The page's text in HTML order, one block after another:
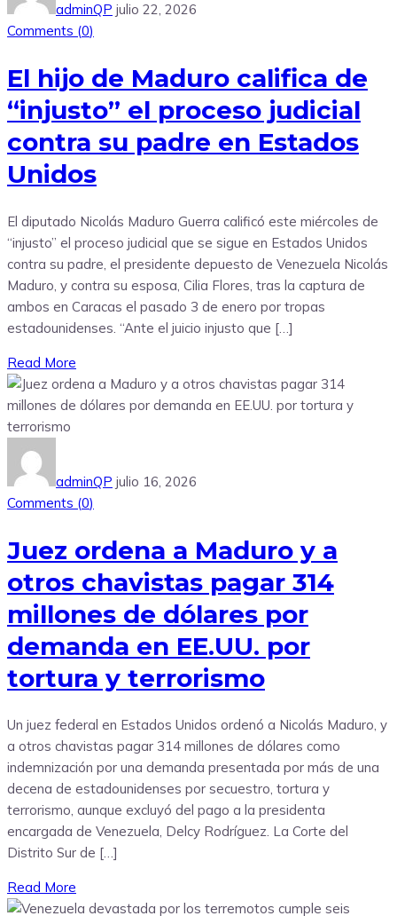
adminQP julio 22, 2026
Comments (0)
El hijo de Maduro califica de
“injusto” el proceso judicial
contra su padre en Estados
Unidos
El diputado Nicolás Maduro Guerra calificó este miércoles de
“injusto” el proceso judicial que se sigue en Estados Unidos
contra su padre, el presidente depuesto de Venezuela Nicolás
Maduro, y contra su esposa, Cilia Flores, tras la captura de
ambos en Caracas el pasado 3 de enero por tropas
estadounidenses. “Ante el juicio injusto que […]
Read More
adminQP julio 16, 2026
Comments (0)
Juez ordena a Maduro y a
otros chavistas pagar 314
millones de dólares por
demanda en EE.UU. por
tortura y terrorismo
Un juez federal en Estados Unidos ordenó a Nicolás Maduro, y
a otros chavistas pagar 314 millones de dólares como
indemnización por una demanda presentada por más de una
decena de estadounidenses por secuestro, tortura y
terrorismo, aunque excluyó del pago a la presidenta
encargada de Venezuela, Delcy Rodríguez. La Corte del
Distrito Sur de […]
Read More